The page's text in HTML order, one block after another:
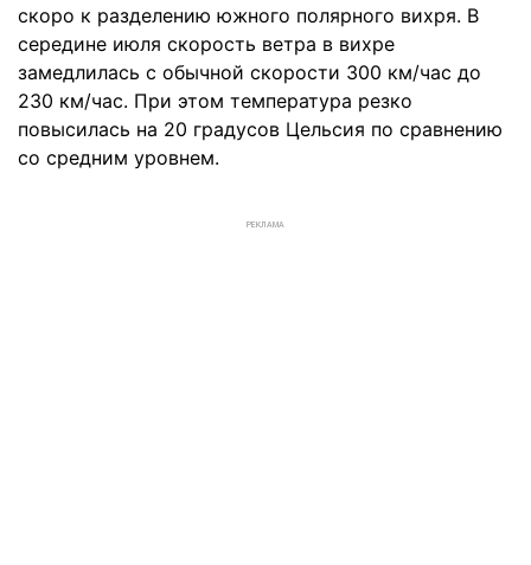
скоро к разделению южного полярного вихря. В
середине июля скорость ветра в вихре
замедлилась с обычной скорости 300 км/час до
230 км/час. При этом температура резко
повысилась на 20 градусов Цельсия по сравнению
со средним уровнем.
РЕКЛАМА